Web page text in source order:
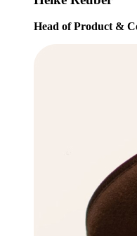
Head of Product &